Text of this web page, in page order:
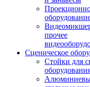
прочее
Сценическое
Стойки для